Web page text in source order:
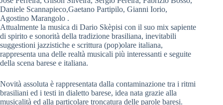
Daniele Scannapieco,Gaetano Partipilo, Gianni Iorio,
Agostino Marangolo .
Attualmente la musica di Dario Skèpisi con il suo mix sapiente
di spirito e sonorità della tradizione brasiliana, inevitabili
suggestioni jazzistiche e scrittura (pop)olare italiana,
rappresenta una delle realtà musicali più interessanti e seguite
della scena barese e italiana.
Novità assoluta è rappresentata dalla contaminazione tra i ritmi
brasiliani ed i testi in dialetto barese, idea nata grazie alla
musicalità ed alla particolare troncatura delle parole baresi.